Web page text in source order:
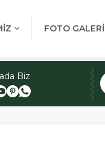
FOTO GALERİ
Biz